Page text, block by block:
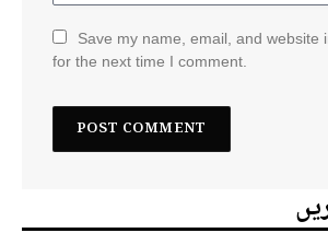
Save my name, email, and website
for the next time I comment.